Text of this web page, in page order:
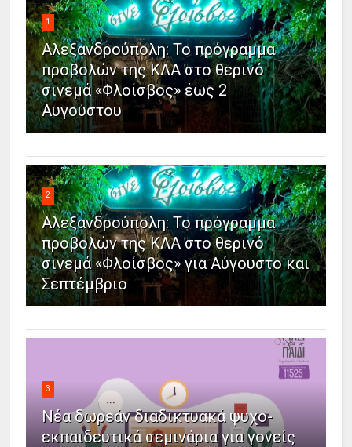
1
Αλεξανδρούπολη: Το πρόγραμμα
προβολών της ΚΛΑ στο θερινό
σινεμά «Φλοίσβος» έως 2
Αυγούστου
2
Αλεξανδρούπολη: Το πρόγραμμα
προβολών της ΚΛΑ στο θερινό
σινεμά «Φλοίσβος» για Αύγουστο και
Σεπτέμβριο
3
Νέα δωρεάν διαδικτυακά ψυχο-
εκπαιδευτικά σεμινάρια για γονείς